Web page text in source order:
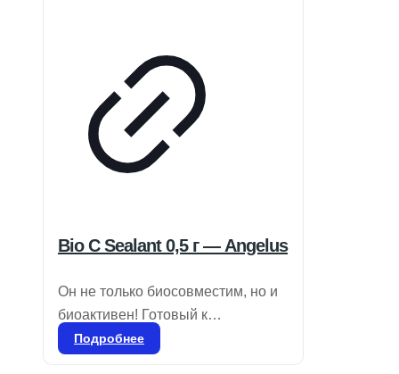
Bio C Sealant 0,5 г — Angelus
Он не только биосовместим, но и
биоактивен! Готовый к
применению биокерамический
Подробнее